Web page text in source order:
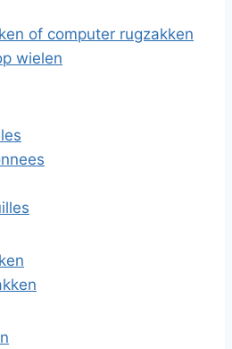
of computer rugzakken
wielen